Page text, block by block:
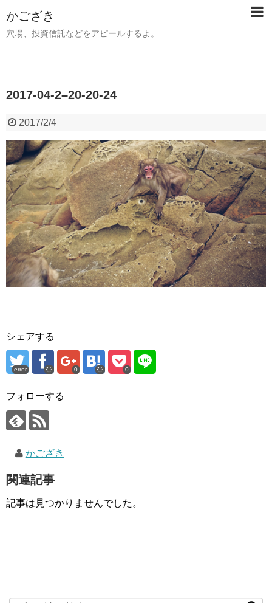
かござき
穴場、投資信託などをアピールするよ。
2017-04-2–20-20-24
2017/2/4
シェアする
error 0 0
フォローする
かござき
関連記事
記事は見つかりませんでした。